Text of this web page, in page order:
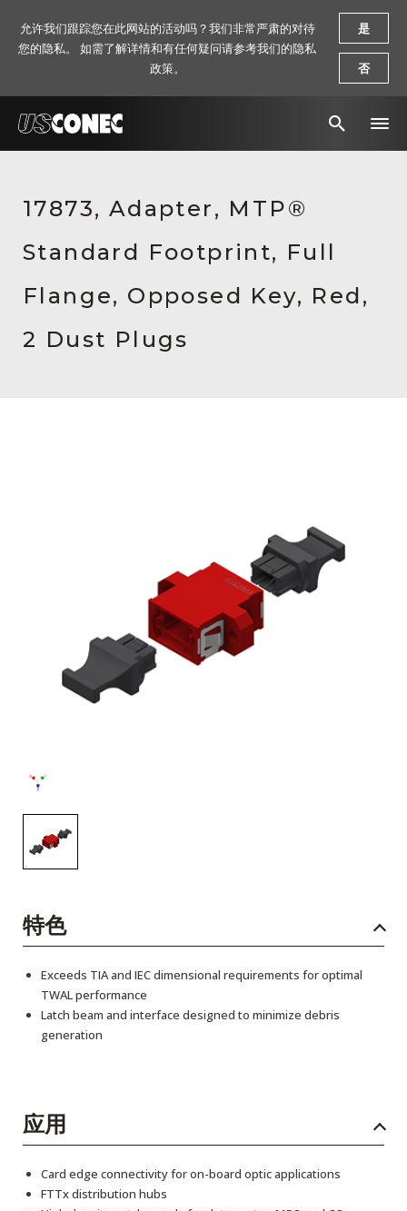
解决方案
产品
资源
关于我们
17873, Adapter, MTP®
Standard Footprint, Full
Flange, Opposed Key, Red,
2 Dust Plugs
特色
Exceeds TIA and IEC dimensional requirements for optimal
TWAL performance
Latch beam and interface designed to minimize debris
generation
应用
Card edge connectivity for on-board optic applications
FTTx distribution hubs
允许我们跟踪您在此网站的活动吗？我们非常严肃的对待
您的隐私。 如需了解详情和有任何疑问请参考我们的隐私
政策。
是
否